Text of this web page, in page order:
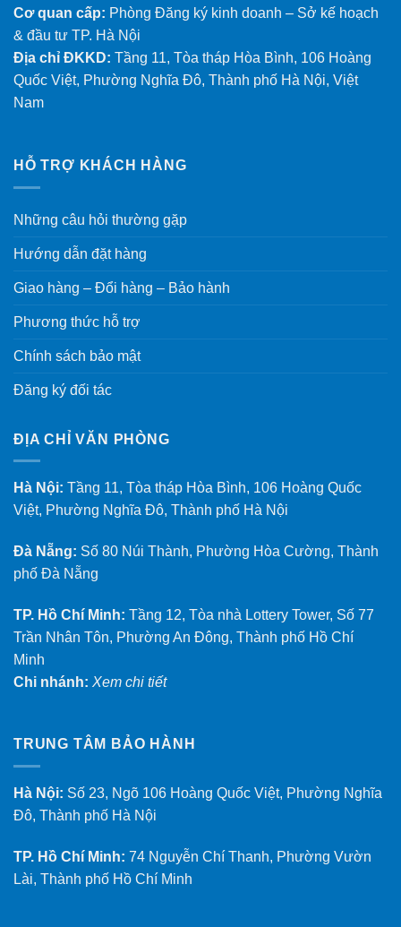
Cơ quan cấp: Phòng Đăng ký kinh doanh – Sở kế hoạch
& đầu tư TP. Hà Nội
Địa chỉ ĐKKD: Tầng 11, Tòa tháp Hòa Bình, 106 Hoàng
Quốc Việt, Phường Nghĩa Đô, Thành phố Hà Nội, Việt
Nam
HỖ TRỢ KHÁCH HÀNG
Những câu hỏi thường gặp
Hướng dẫn đặt hàng
Giao hàng – Đổi hàng – Bảo hành
Phương thức hỗ trợ
Chính sách bảo mật
Đăng ký đối tác
ĐỊA CHỈ VĂN PHÒNG
Hà Nội: Tầng 11, Tòa tháp Hòa Bình, 106 Hoàng Quốc
Việt, Phường Nghĩa Đô, Thành phố Hà Nội
Đà Nẵng: Số 80 Núi Thành, Phường Hòa Cường, Thành
phố Đà Nẵng
TP. Hồ Chí Minh: Tầng 12, Tòa nhà Lottery Tower, Số 77
Trần Nhân Tôn, Phường An Đông, Thành phố Hồ Chí
Minh
Chi nhánh: Xem chi tiết
TRUNG TÂM BẢO HÀNH
Hà Nội: Số 23, Ngõ 106 Hoàng Quốc Việt, Phường Nghĩa
Đô, Thành phố Hà Nội
TP. Hồ Chí Minh: 74 Nguyễn Chí Thanh, Phường Vườn
Lài, Thành phố Hồ Chí Minh